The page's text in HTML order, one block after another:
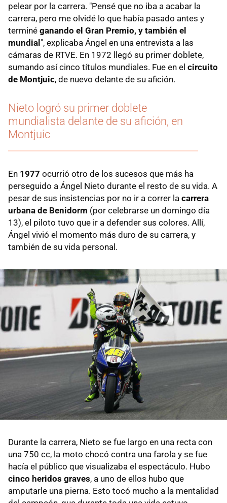
pelear por la carrera. "Pensé que no iba a acabar la
carrera, pero me olvidé lo que había pasado antes y
terminé ganando el Gran Premio, y también el
mundial", explicaba Ángel en una entrevista a las
cámaras de RTVE. En 1972 llegó su primer doblete,
sumando así cinco títulos mundiales. Fue en el circuito
de Montjuic, de nuevo delante de su afición.
Nieto logró su primer doblete
mundialista delante de su afición, en
Montjuic
En 1977 ocurrió otro de los sucesos que más ha
perseguido a Ángel Nieto durante el resto de su vida. A
pesar de sus insistencias por no ir a correr la carrera
urbana de Benidorm (por celebrarse un domingo día
13), el piloto tuvo que ir a defender sus colores. Allí,
Ángel vivió el momento más duro de su carrera, y
también de su vida personal.
Durante la carrera, Nieto se fue largo en una recta con
una 750 cc, la moto chocó contra una farola y se fue
hacía el público que visualizaba el espectáculo. Hubo
cinco heridos graves, a uno de ellos hubo que
amputarle una pierna. Esto tocó mucho a la mentalidad